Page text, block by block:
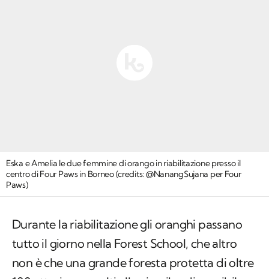
Eska e Amelia le due femmine di orango in riabilitazione presso il
centro di Four Paws in Borneo (credits: @NanangSujana per Four
Paws)
Durante la riabilitazione gli oranghi passano
tutto il giorno nella Forest School, che altro
non è che una grande foresta protetta di oltre